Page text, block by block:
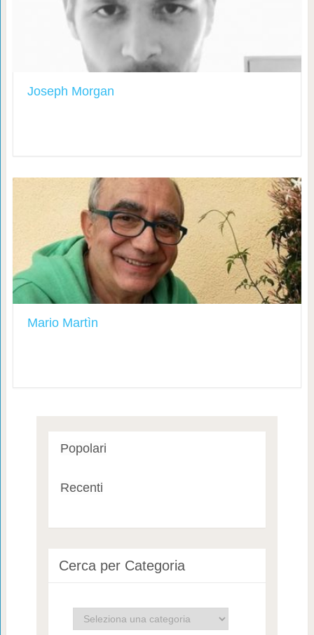
Joseph Morgan
Mario Martìn
Popolari
Recenti
Cerca per Categoria
Cerca
per